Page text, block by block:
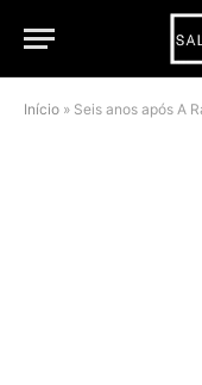
Início » Seis anos após A